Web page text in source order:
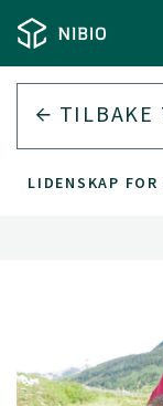
TILBAKE
LIDENSKAP FOR